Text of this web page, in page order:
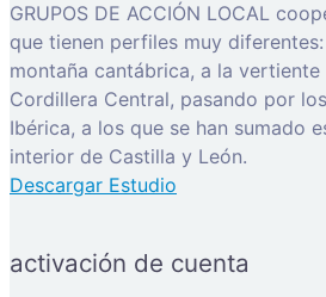
GRUPOS DE ACCIÓN LOCAL
que tienen perfiles muy
montaña cantábrica, a la
Cordillera Central, pasando por
Ibérica, a los que se han sumado
interior de Castilla y León.
Descargar Estudio
activación de cuenta